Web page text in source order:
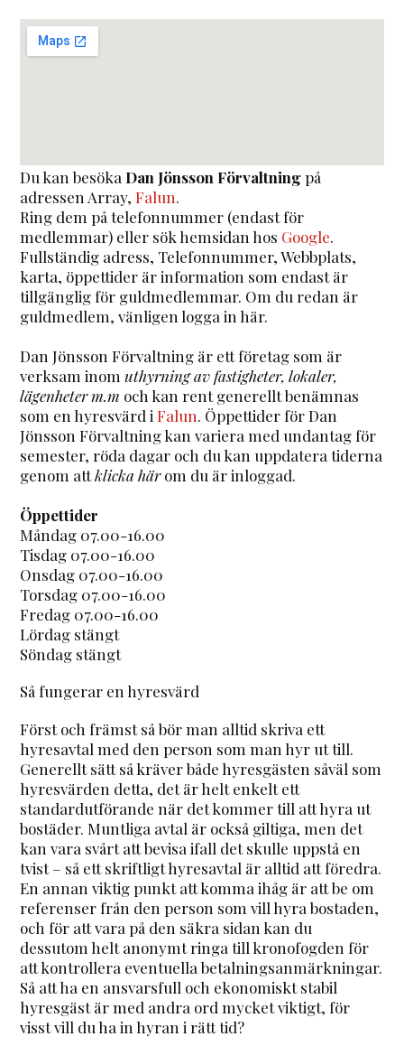
Du kan besöka Dan Jönsson Förvaltningpå
adressen Array,Falun.
Ring dem på telefonnummer (endast för
medlemmar) eller sök hemsidan hos Google.
Fullständig adress, Telefonnummer, Webbplats,
karta, öppettider är information som endast är
tillgänglig för guldmedlemmar. Om du redan är
guldmedlem, vänligen logga in här.
Dan Jönsson Förvaltning är ett företag som är
verksam inomuthyrning av fastigheter, lokaler,
lägenheter m.m och kan rent generellt benämnas
som en hyresvärd iFalun. Öppettider för Dan
Jönsson Förvaltning kan variera med undantag för
semester, röda dagar och du kan uppdatera tiderna
genom attklicka härom du är inloggad.
Öppettider
Måndag 07.00-16.00
Tisdag 07.00-16.00
Onsdag 07.00-16.00
Torsdag 07.00-16.00
Fredag 07.00-16.00
Lördag stängt
Söndag stängt
Så fungerar en hyresvärd
Först och främst så bör man alltid skriva ett
hyresavtal med den person som man hyr ut till.
Generellt sätt så kräver både hyresgästen såväl som
hyresvärden detta, det är helt enkelt ett
standardutförande när det kommer till att hyra ut
bostäder. Muntliga avtal är också giltiga, men det
kan vara svårt att bevisa ifall det skulle uppstå en
tvist – så ett skriftligt hyresavtal är alltid att föredra.
En annan viktig punkt att komma ihåg är att be om
referenser från den person som vill hyra bostaden,
och för att vara på den säkra sidan kan du
dessutom helt anonymt ringa till kronofogden för
att kontrollera eventuella betalningsanmärkningar.
Så att ha en ansvarsfull och ekonomiskt stabil
hyresgäst är med andra ord mycket viktigt, för
visst vill du ha in hyran i rätt tid?